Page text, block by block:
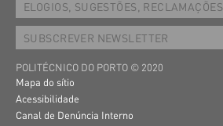
ELOGIOS, SUGESTÕES, RECLAMAÇÕES
SUBSCREVER NEWSLETTER
POLITÉCNICO DO PORTO © 2020
Mapa do sítio
Acessibilidade
Canal de Denúncia Interno